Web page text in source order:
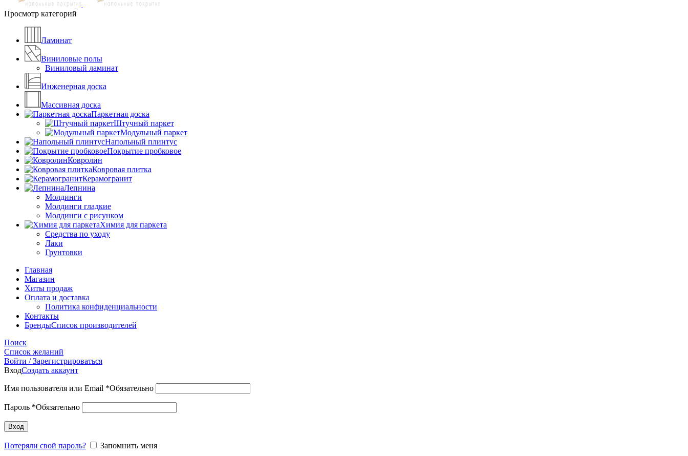
Просмотр категорий
Ламинат
Виниловые полы
Виниловый ламинат
Инженерная доска
Массивная доска
Паркетная доска
Штучный паркет
Модульный паркет
Напольный плинтус
Покрытие пробковое
Ковролин
Ковровая плитка
Керамогранит
Лепнина
Молдинги
Молдинги гладкие
Молдинги с рисунком
Химия для паркета
Средства по уходу
Лаки
Грунтовки
Главная
Магазин
Хиты продаж
Оплата и доставка
Политика конфиденциальности
Контакты
БрендыСписок производителей
Поиск
Список желаний
Войти / Зарегистрироваться
ВходСоздать аккаунт
Имя пользователя или Email *Обязательно
Пароль *Обязательно
Вход
Потеряли свой пароль?
Запомнить меня